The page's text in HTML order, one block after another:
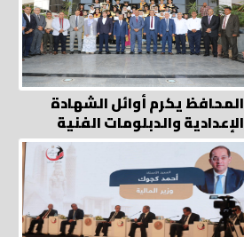
المحافظ يكرم أوائل الشهادة
الإعدادية والدبلومات الفنية